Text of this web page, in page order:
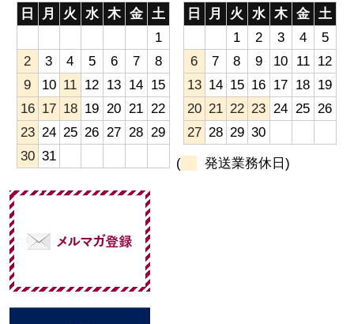
日
月 火 水 木 金 土
1
2
3 4 5 6 7
8
9
10 11 12 13 14 15
16 17 18 19 20 21 22
23 24 25 26 27 28 29
30 31
日
月 火 水 木 金
土
1
2 3 4
5
6
7 8 9 10 11
12
13 14 15 16 17 18 19
20 21 22 23 24 25 26
27 28 29 30
( 発送業務休日)